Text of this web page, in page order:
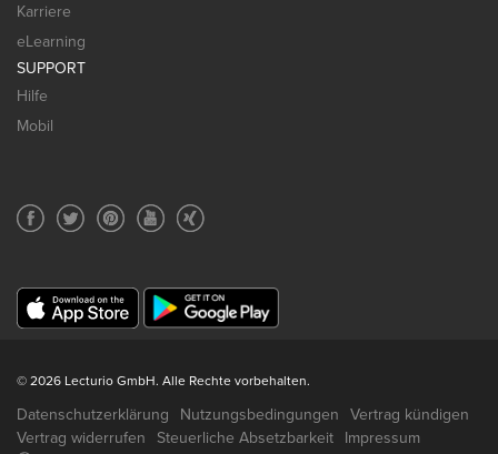
Karriere
eLearning
SUPPORT
Hilfe
Mobil
© 2026 Lecturio GmbH. Alle Rechte vorbehalten.
Datenschutzerklärung Nutzungsbedingungen
Vertrag kündigen
Vertrag widerrufen
Steuerliche Absetzbarkeit
Impressum